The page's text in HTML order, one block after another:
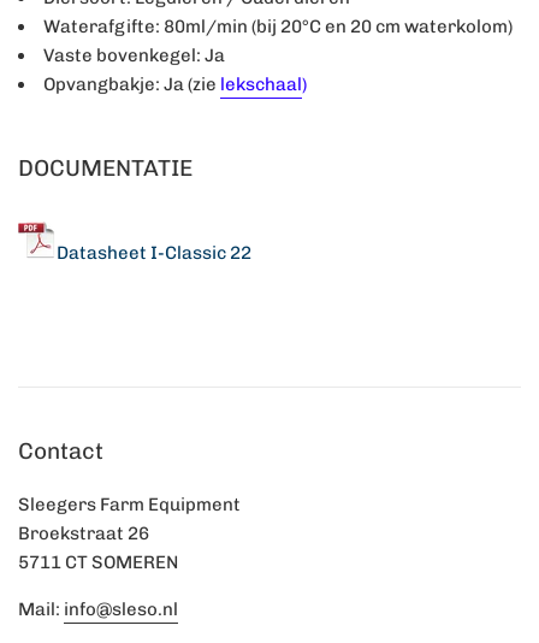
Waterafgifte: 80ml/min (bij 20°C en 20 cm waterkolom)
Vaste bovenkegel: Ja
Opvangbakje: Ja (zie lekschaal)
DOCUMENTATIE
Datasheet I-Classic 22
Contact
Sleegers Farm Equipment
Broekstraat 26
5711 CT SOMEREN
Mail: info@sleso.nl